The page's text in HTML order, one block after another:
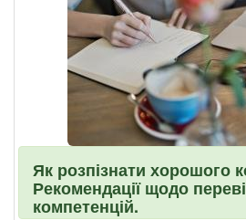
Як розпізнати хорошого
Рекомендації щодо
компетенцій.